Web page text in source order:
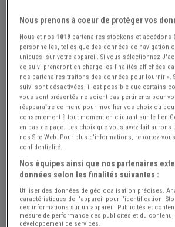
Réf : A390249 Actualisée le : 23/07/2026
Bougies Eyquem 80LW
20 €
Thomas Yann
Moselle (57) - WOIPPY (57140)
Voir le téléphone
Nous prenons à coeur de protéger vos
Nous et nos1019 partenaires stockons et accédons
personnelles, telles que des données de navigation
uniques, sur votre appareil. Si vous sélectionnez
de suivi prendront en charge les finalités affichées
nos partenaires traitons des données pour fournir ».
suivi sont désactivées, il est possible que certains
vous sont présentés ne soient pas pertinents pour
réapparaître ce menu pour modifier vos choix ou
consentement à tout moment en cliquant sur le lien
en bas de page. Les choix que vous avez fait aurons
nos Site Web. Pour plus d’informations, reportez-
confidentialité.
Nos équipes ainsi que nos partenaires
données selon les finalités suivantes :
Utiliser des données de géolocalisation précises.
caractéristiques de l’appareil pour l’identification.
des informations sur un appareil. Publicités et
mesure de performance des publicités et du contenu,
développement de services.